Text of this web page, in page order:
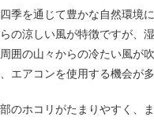
季を通じて豊かな自然環境に
の涼しい風が特徴ですが、
囲の山々からの冷たい風が吹
エアコンを使用する機会が多
のホコリがたまりやすく、